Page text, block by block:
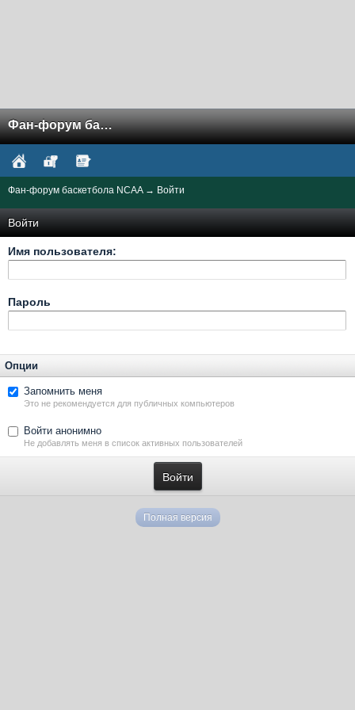
Фан-форум баскетбола NCAA
Фан-форум баскетбола NCAA → Войти
Войти
Имя пользователя:
Пароль
Опции
Запомнить меня
Это не рекомендуется для публичных компьютеров
Войти анонимно
Не добавлять меня в список активных пользователей
Полная версия